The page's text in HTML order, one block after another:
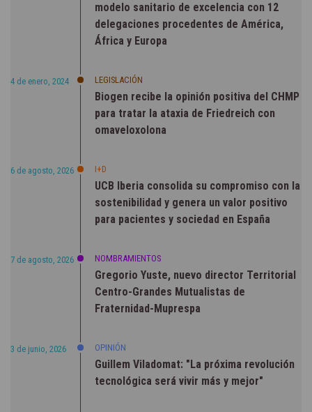
modelo sanitario de excelencia con 12
delegaciones procedentes de América,
África y Europa
4 de enero, 2024 LEGISLACIÓN
Biogen recibe la opinión positiva del CHMP
para tratar la ataxia de Friedreich con
omaveloxolona
6 de agosto, 2026 I+D
UCB Iberia consolida su compromiso con la
sostenibilidad y genera un valor positivo
para pacientes y sociedad en España
7 de agosto, 2026 NOMBRAMIENTOS
Gregorio Yuste, nuevo director Territorial
Centro-Grandes Mutualistas de
Fraternidad-Muprespa
3 de junio, 2026 OPINIÓN
Guillem Viladomat: "La próxima revolución
tecnológica será vivir más y mejor"